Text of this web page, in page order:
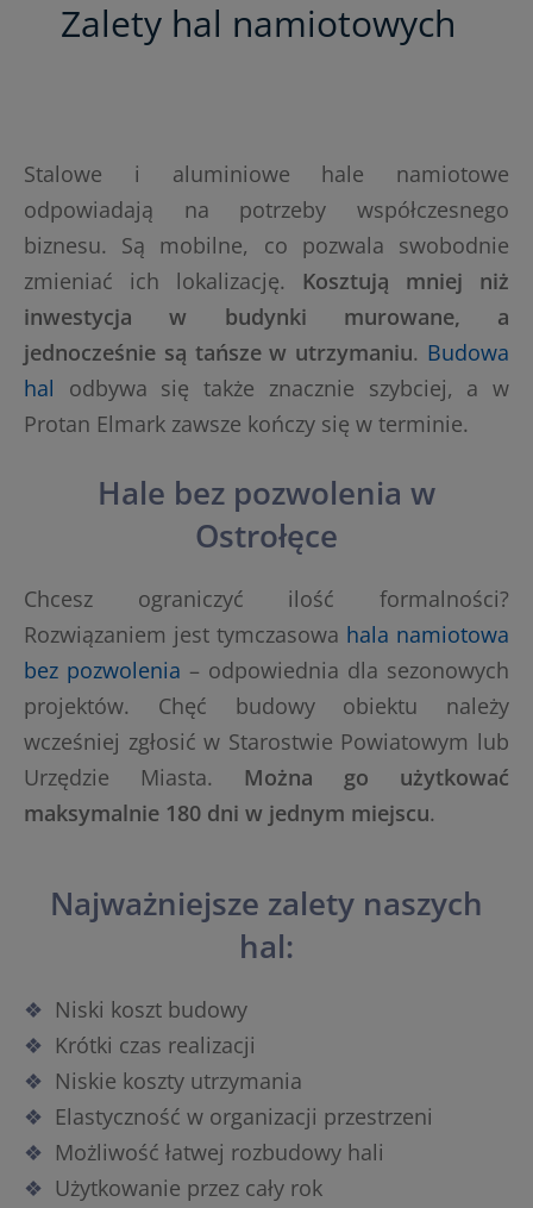
Zalety hal namiotowych
Stalowe i aluminiowe hale namiotowe
odpowiadają na potrzeby współczesnego
biznesu. Są mobilne, co pozwala swobodnie
zmieniać ich lokalizację. Kosztują mniej niż
inwestycja w budynki murowane, a
jednocześnie są tańsze w utrzymaniu. Budowa
hal odbywa się także znacznie szybciej, a w
Protan Elmark zawsze kończy się w terminie.
Hale bez pozwolenia w
Ostrołęce
Chcesz ograniczyć ilość formalności?
Rozwiązaniem jest tymczasowa hala namiotowa
bez pozwolenia – odpowiednia dla sezonowych
projektów. Chęć budowy obiektu należy
wcześniej zgłosić w Starostwie Powiatowym lub
Urzędzie Miasta. Można go użytkować
maksymalnie 180 dni w jednym miejscu.
Najważniejsze zalety naszych
hal:
Niski koszt budowy
Krótki czas realizacji
Niskie koszty utrzymania
Elastyczność w organizacji przestrzeni
Możliwość łatwej rozbudowy hali
Użytkowanie przez cały rok